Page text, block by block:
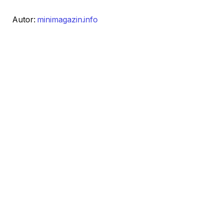
Autor: minimagazin.info